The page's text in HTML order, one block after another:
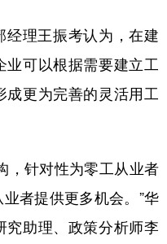
理王振考认为，在建
可以根据需要建立工
更为完善的灵活用工
针对性为零工从业者
者提供更多机会。”华
助理、政策分析师李